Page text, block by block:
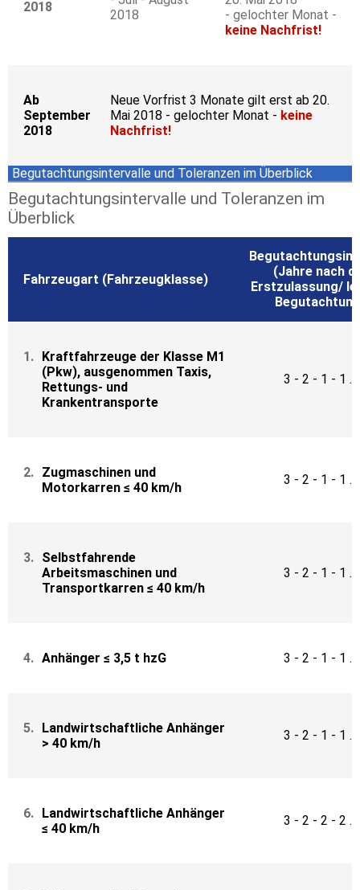
2018
2018
- gelochter Monat -
keine Nachfrist!
Ab
September
2018
Neue Vorfrist 3 Monate gilt erst ab 20.
Mai 2018 - gelochter Monat - keine
Nachfrist!
Begutachtungsintervalle und Toleranzen im Überblick
Begutachtungsintervalle und Toleranzen im
Überblick
Fahrzeugart (Fahrzeugklasse)
(Jahre nach
Erstzulassung/
1. Kraftfahrzeuge der Klasse M1
(Pkw), ausgenommen Taxis,
Rettungs- und
Krankentransporte
3 - 2 - 1 - 1 ...
2. Zugmaschinen und
Motorkarren ≤ 40 km/h
3 - 2 - 1 - 1 ...
3. Selbstfahrende
Arbeitsmaschinen und
Transportkarren ≤ 40 km/h
3 - 2 - 1 - 1 ...
4. Anhänger ≤ 3,5 t hzG 3 - 2 - 1 - 1 ...
5. Landwirtschaftliche Anhänger
> 40 km/h
3 - 2 - 1 - 1 ...
6. Landwirtschaftliche Anhänger
≤ 40 km/h
3 - 2 - 2 - 2 ...